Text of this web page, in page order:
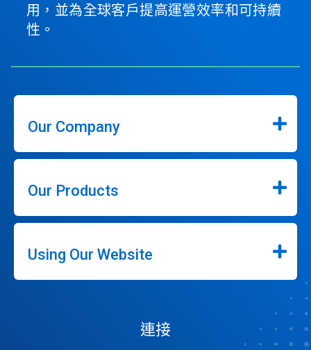
用，並為全球客戶提高運營效率和可持續
性。
Our Company
Our Products
Using Our Website
連接